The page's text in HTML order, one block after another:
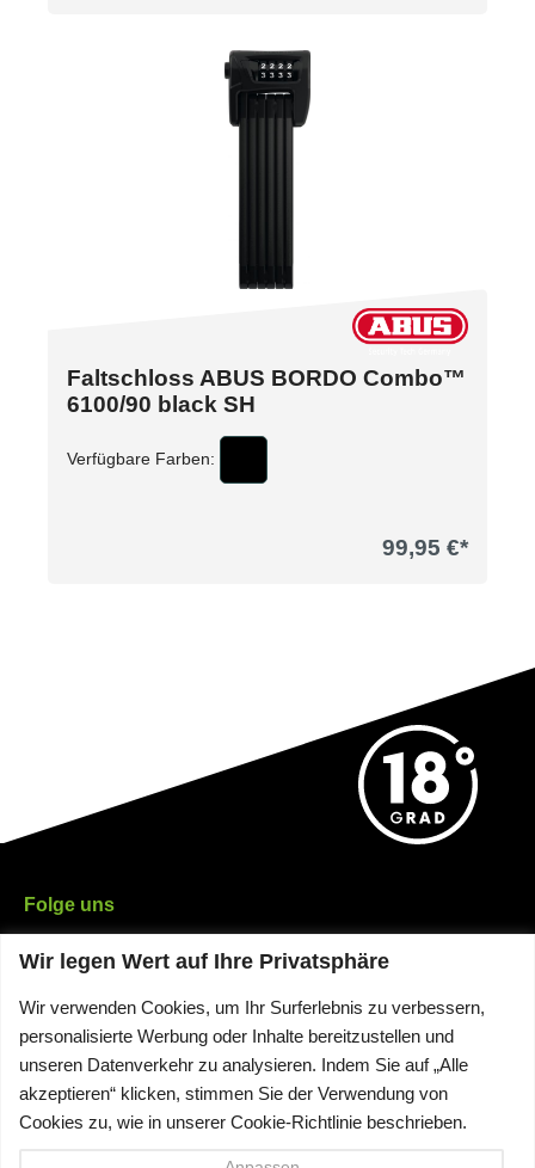
Faltschloss ABUS BORDO Combo™
6100/90 black SH
Verfügbare Farben:
99,95 €*
Folge uns
Sicher bezahlen
Informationen
Wir legen Wert auf Ihre Privatsphäre
Wir verwenden Cookies, um Ihr Surferlebnis zu verbessern,
personalisierte Werbung oder Inhalte bereitzustellen und
unseren Datenverkehr zu analysieren. Indem Sie auf „Alle
akzeptieren“ klicken, stimmen Sie der Verwendung von
Cookies zu, wie in unserer Cookie-Richtlinie beschrieben.